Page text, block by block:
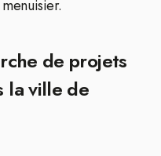
de projets
la ville de